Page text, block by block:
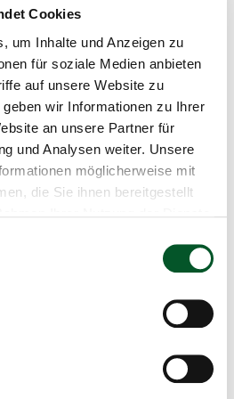
Cookies
um Inhalte und Anzeigen zu
für soziale Medien anbieten
auf unsere Website zu
wir Informationen zu Ihrer
an unsere Partner für
und Analysen weiter. Unsere
möglicherweise mit
die Sie ihnen bereitgestellt
Haushaltsausschuss des
hatte im April 2024 122 Projekte
die in einem weiteren Schritt
wurden. Über 80 Projekte
Jahr bewilligt und haben ihre
Die Zukunft –
gGmbH betreut die
weitere Fördermaßnahmen
geht es dabei unter
-umbau und
sowie Natürlicher
von